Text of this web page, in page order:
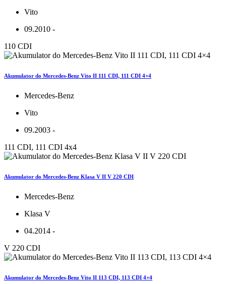
Vito
09.2010 -
110 CDI
Akumulator do Mercedes-Benz Vito II 111 CDI, 111 CDI 4×4
Mercedes-Benz
Vito
09.2003 -
111 CDI, 111 CDI 4x4
Akumulator do Mercedes-Benz Klasa V II V 220 CDI
Mercedes-Benz
Klasa V
04.2014 -
V 220 CDI
Akumulator do Mercedes-Benz Vito II 113 CDI, 113 CDI 4×4